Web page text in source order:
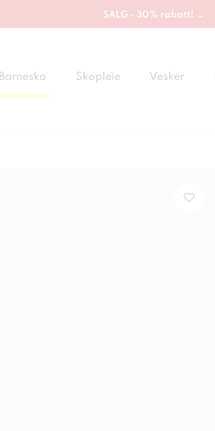
SALG - 30% rabatt! →
Barnesko Skopleie Vesker